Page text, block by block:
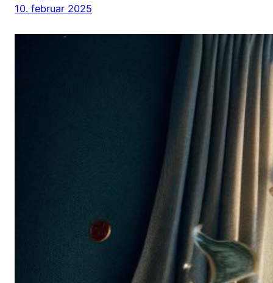
10. februar 2025